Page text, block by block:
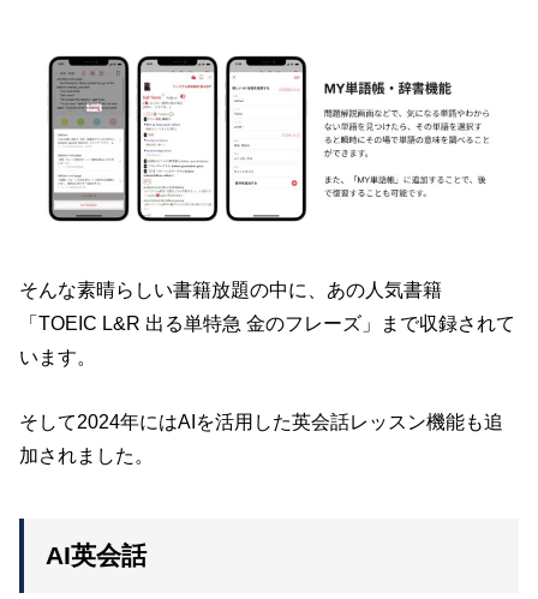
そんな素晴らしい書籍放題の中に、あの人気書籍
「TOEIC L&R 出る単特急 金のフレーズ」まで収録されて
います。
そして2024年にはAIを活用した英会話レッスン機能も追
加されました。
AI英会話